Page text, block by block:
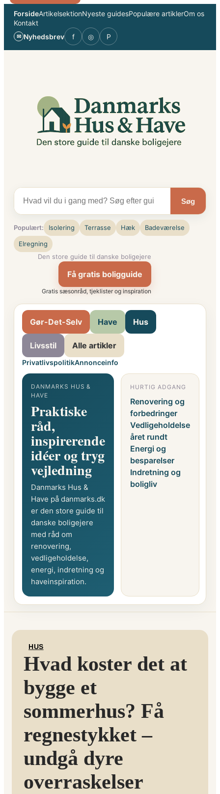
Spring
indhold
ForsideArtikelsektionNyeste guidesPopulære artiklerOm os
Kontakt
✉ Nyhedsbrev f ◎ P
Søg
Populært: Isolering Terrasse Hæk Badeværelse
Elregning
Den store guide til danske boligejere
Få gratis boligguide
Gratis sæsonråd, tjeklister og inspiration
Gør-Det-Selv Have Hus
Livsstil Alle artikler
PrivatlivspolitikAnnonceinfo
DANMARKS HUS &
HAVE
Praktiske
råd,
inspirerende
idéer og tryg
vejledning
Danmarks Hus &
Have på danmarks.dk
er den store guide til
danske boligejere
med råd om
renovering,
vedligeholdelse,
energi, indretning og
haveinspiration.
HURTIG ADGANG
Renovering og
forbedringer
Vedligeholdelse
året rundt
Energi og
besparelser
Indretning og
boligliv
HUS
Hvad koster det at
bygge et
sommerhus? Få
regnestykket –
undgå dyre
overraskelser